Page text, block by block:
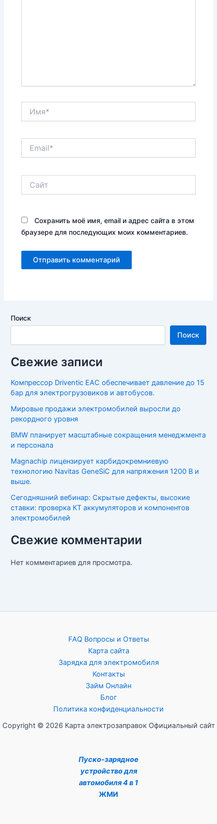
Сохранить моё имя, email и адрес сайта в этом
браузере для последующих моих комментариев.
Поиск
Поиск
Свежие записи
Компрессор Driventic EAC обеспечивает давление до 15
бар для электрогрузовиков и автобусов.
Мировые продажи электромобилей выросли до
рекордного уровня
BMW планирует масштабные сокращения менеджмента
и персонала
Magnachip лицензирует карбидокремниевую
технологию Navitas GeneSiC для напряжения 1200 В и
выше.
Сегодняшний вебинар: Скрытые дефекты, высокие
ставки: проверка КТ аккумуляторов и компонентов
электромобилей
Свежие комментарии
Нет комментариев для просмотра.
FAQ Вопросы и Ответы
Карта сайта
Зарядка для электромобиля
Контакты
Займ Онлайн
Блог
Политика конфиденциальности
Copyright © 2026 Карта электрозаправок Официальный сайт
Пуско-зарядное
устройство для
автомобиля 4 в 1
ЖМИ